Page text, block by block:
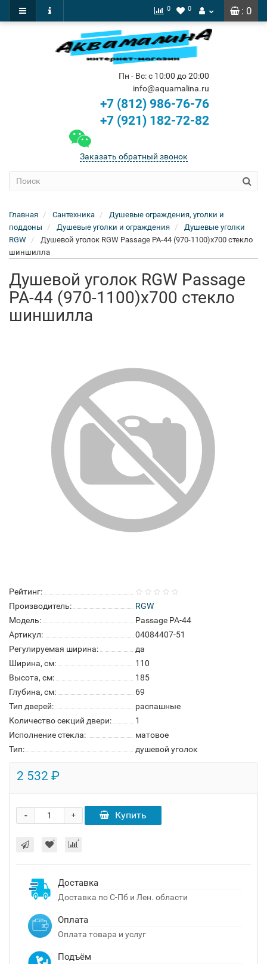
: 0
0 0
Пн - Вс: с 10:00 до 20:00
info@aquamalina.ru
+7 (812) 986-76-76
+7 (921) 182-72-82
Заказать обратный звонок
Главная Сантехника
Душевые ограждения, уголки и
поддоны
Душевые уголки и ограждения
Душевые уголки
RGW
Душевой уголок RGW Passage PA-44 (970-1100)х700 стекло
шиншилла
Душевой уголок RGW Passage
PA-44 (970-1100)х700 стекло
шиншилла
Рейтинг:
Производитель:
RGW
Модель:
Passage PA-44
Артикул:
04084407-51
Регулируемая ширина:
да
Ширина, см:
110
Высота, см:
185
Глубина, см:
69
Тип дверей:
распашные
Количество секций двери:
1
Исполнение стекла:
матовое
Тип:
душевой уголок
2 532 ₽
+
- Купить
Доставка
Доставка по С-Пб и Лен. области
Оплата
Оплата товара и услуг
Подъём